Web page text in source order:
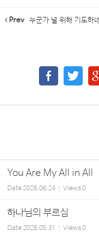
Prev 누군가 널 위해 기도하네
You Are My All in All
Date2026.06.24 Views0
하나님의 부르심
Date2026.05.31 Views0